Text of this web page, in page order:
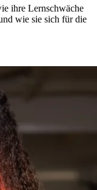
ihre Lernschwäche
wie sie sich für die